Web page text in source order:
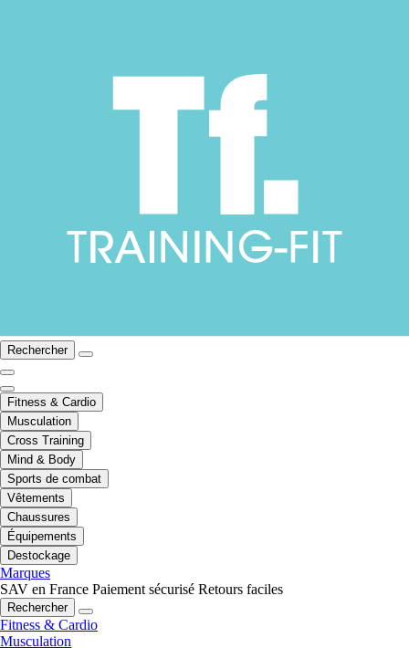
Rechercher
Fitness & Cardio
Musculation
Cross Training
Mind & Body
Sports de combat
Vêtements
Chaussures
Équipements
Destockage
Marques
SAV en France Paiement sécurisé Retours faciles
Rechercher
Fitness & Cardio
Musculation